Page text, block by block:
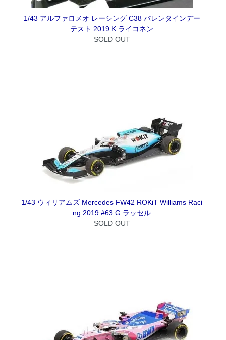
1/43 アルファロメオ レーシング C38 バレンタインデー
テスト 2019 K.ライコネン
SOLD OUT
1/43 ウィリアムズ Mercedes FW42 ROKiT Williams Raci
ng 2019 #63 G.ラッセル
SOLD OUT